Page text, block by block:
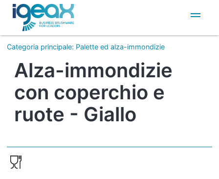
IT
EN
Categoria principale: Palette ed alza-immondizie
Alza-immondizie
con coperchio e
ruote - Giallo